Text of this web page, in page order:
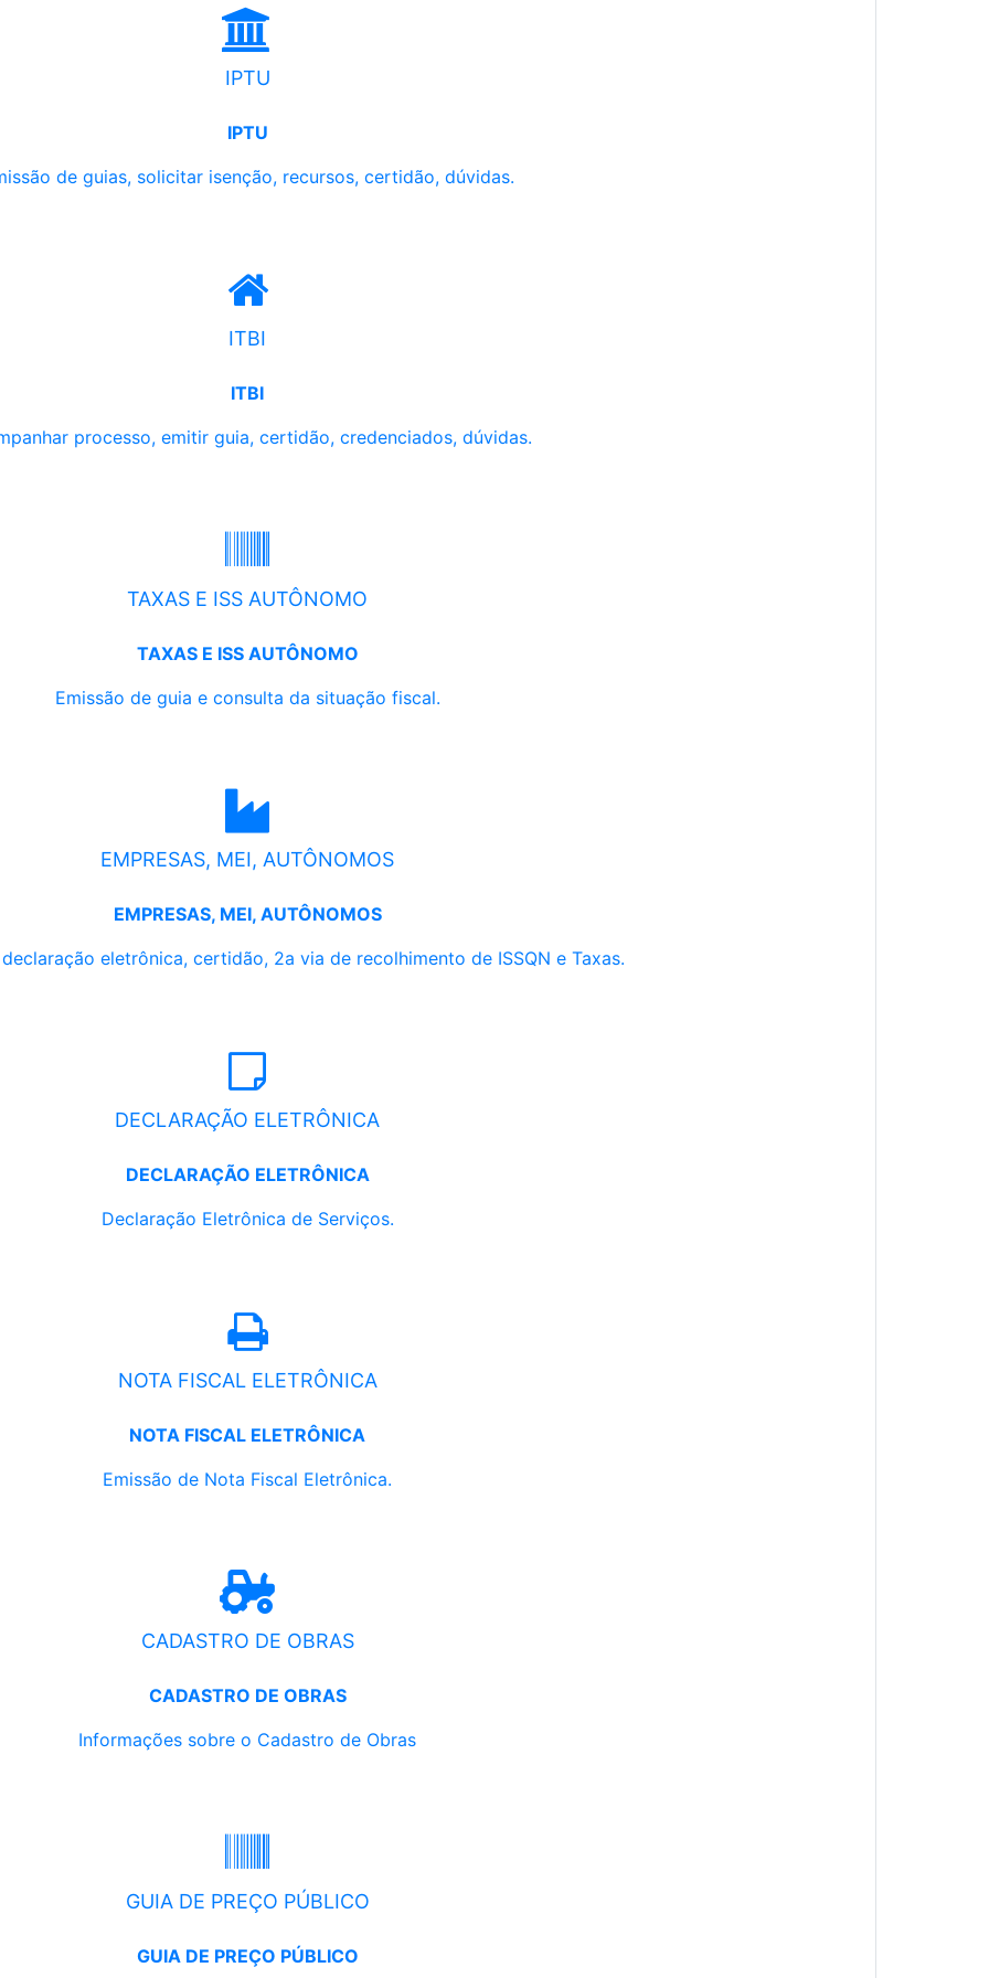
IPTU
IPTU
de guias, solicitar isenção, recursos, certidão, dúvidas.
ITBI
ITBI
processo, emitir guia, certidão, credenciados, dúvidas.
TAXAS E ISS AUTÔNOMO
TAXAS E ISS AUTÔNOMO
Emissão de guia e consulta da situação fiscal.
EMPRESAS, MEI, AUTÔNOMOS
EMPRESAS, MEI, AUTÔNOMOS
eletrônica, certidão, 2a via de recolhimento de ISSQN e Taxas.
DECLARAÇÃO ELETRÔNICA
DECLARAÇÃO ELETRÔNICA
Declaração Eletrônica de Serviços.
NOTA FISCAL ELETRÔNICA
NOTA FISCAL ELETRÔNICA
Emissão de Nota Fiscal Eletrônica.
CADASTRO DE OBRAS
CADASTRO DE OBRAS
Informações sobre o Cadastro de Obras
GUIA DE PREÇO PÚBLICO
GUIA DE PREÇO PÚBLICO